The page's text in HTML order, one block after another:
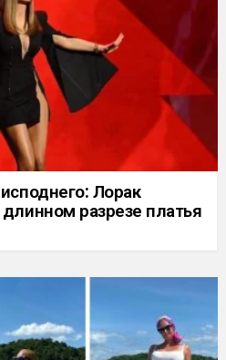
Лорак
разрезе платья